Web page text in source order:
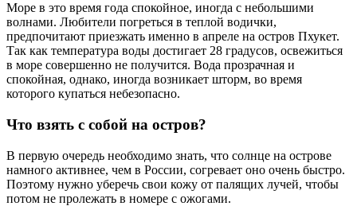
Море в это время года спокойное, иногда с небольшими
волнами. Любители погреться в теплой водички,
предпочитают приезжать именно в апреле на остров Пхукет.
Так как температура воды достигает 28 градусов, освежиться
в море совершенно не получится. Вода прозрачная и
спокойная, однако, иногда возникает шторм, во время
которого купаться небезопасно.
Что взять с собой на остров?
В первую очередь необходимо знать, что солнце на острове
намного активнее, чем в России, согревает оно очень быстро.
Поэтому нужно уберечь свои кожу от палящих лучей, чтобы
потом не пролежать в номере с ожогами.